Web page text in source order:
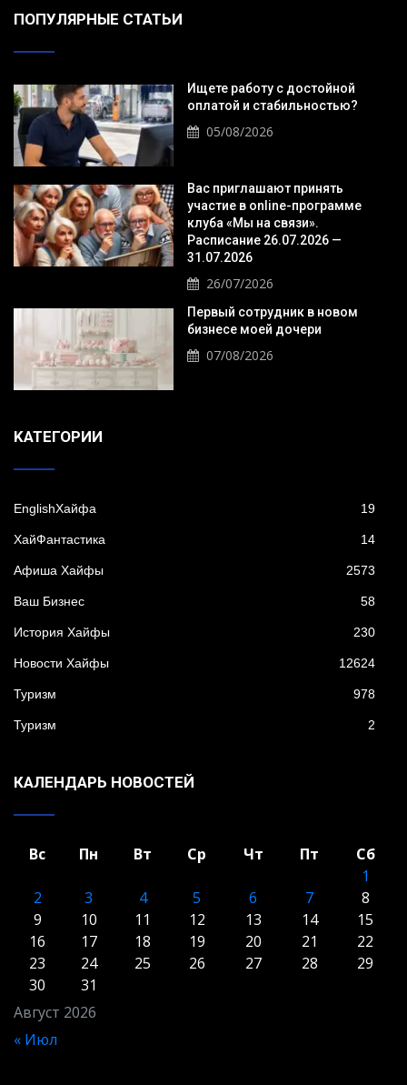
ПОПУЛЯРНЫЕ СТАТЬИ
Ищете работу с достойной
оплатой и стабильностью?
05/08/2026
Вас приглашают принять
участие в online-программе
клуба «Мы на связи».
Расписание 26.07.2026 —
31.07.2026
26/07/2026
Первый сотрудник в новом
бизнесе моей дочери
07/08/2026
KАТЕГОРИИ
EnglishХайфа 19
XайФантастика 14
Афиша Хайфы 2573
Ваш Бизнес 58
История Хайфы 230
Новости Хайфы 12624
Туризм 978
Туризм 2
КАЛЕНДАРЬ НОВОСТЕЙ
Август 2026
Вс Пн Вт Ср Чт Пт
Сб
1
2
3 4 5 6 7
8
9
10 11 12 13 14
15
16
17 18 19 20 21
22
23
24 25 26 27 28
29
30
31
« Июл